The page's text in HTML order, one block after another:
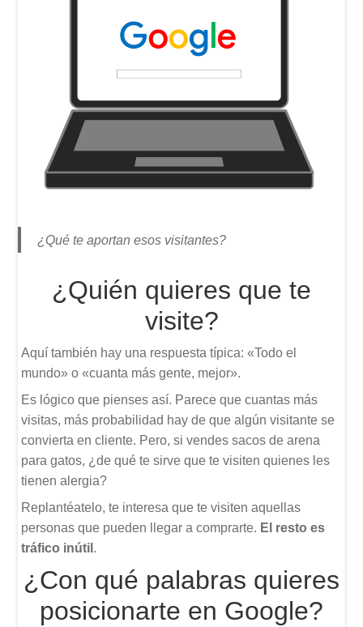
¿Qué te aportan esos visitantes?
¿Quién quieres que te
visite?
Aquí también hay una respuesta típica: «Todo el
mundo» o «cuanta más gente, mejor».
Es lógico que pienses así. Parece que cuantas más
visitas, más probabilidad hay de que algún visitante se
convierta en cliente. Pero, si vendes sacos de arena
para gatos, ¿de qué te sirve que te visiten quienes les
tienen alergia?
Replantéatelo, te interesa que te visiten aquellas
personas que pueden llegar a comprarte. El resto es
tráfico inútil .
¿Con qué palabras quieres
posicionarte en Google?